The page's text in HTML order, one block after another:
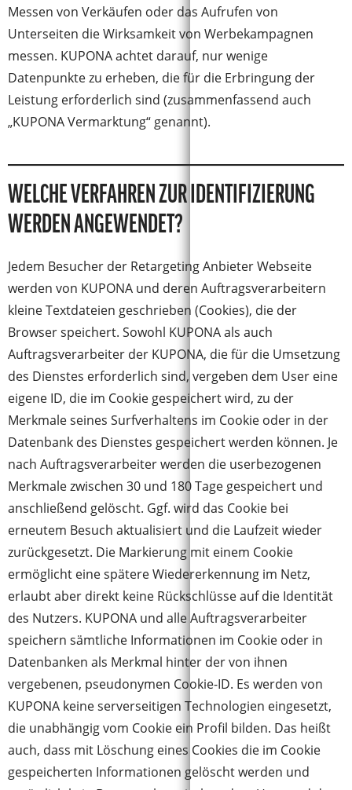
Messen von Verkäufen oder das Aufrufen von
Unterseiten die Wirksamkeit von Werbekampagnen
messen. KUPONA achtet darauf, nur wenige
Datenpunkte zu erheben, die für die Erbringung der
Leistung erforderlich sind (zusammenfassend auch
„KUPONA Vermarktung“ genannt).
WELCHE VERFAHREN ZUR IDENTIFIZIERUNG
WERDEN ANGEWENDET?
Jedem Besucher der Retargeting Anbieter Webseite
werden von KUPONA und deren Auftragsverarbeitern
kleine Textdateien geschrieben (Cookies), die der
Browser speichert. Sowohl KUPONA als auch
Auftragsverarbeiter der KUPONA, die für die Umsetzung
des Dienstes erforderlich sind, vergeben dem User eine
eigene ID, die im Cookie gespeichert wird, zu der
Merkmale seines Surfverhaltens im Cookie oder in der
Datenbank des Dienstes gespeichert werden können. Je
nach Auftragsverarbeiter werden die userbezogenen
Merkmale zwischen 30 und 180 Tage gespeichert und
anschließend gelöscht. Ggf. wird das Cookie bei
erneutem Besuch aktualisiert und die Laufzeit wieder
zurückgesetzt. Die Markierung mit einem Cookie
ermöglicht eine spätere Wiedererkennung im Netz,
erlaubt aber direkt keine Rückschlüsse auf die Identität
des Nutzers. KUPONA und alle Auftragsverarbeiter
speichern sämtliche Informationen im Cookie oder in
Datenbanken als Merkmal hinter der von ihnen
vergebenen, pseudonymen Cookie-ID. Es werden von
KUPONA keine serverseitigen Technologien eingesetzt,
die unabhängig vom Cookie ein Profil bilden. Das heißt
auch, dass mit Löschung eines Cookies die im Cookie
gespeicherten Informationen gelöscht werden und